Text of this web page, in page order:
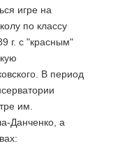
игре на
по классу
г. с "красным"
В период
им.
Данченко, а